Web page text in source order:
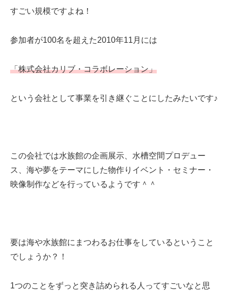
すごい規模ですよね！
参加者が100名を超えた2010年11月には
「株式会社カリブ・コラボレーション」
という会社として事業を引き継ぐことにしたみたいです♪
この会社では水族館の企画展示、水槽空間プロデュー
ス、海や夢をテーマにした物作りイベント・セミナー・
映像制作などを行っているようです＾＾
要は海や水族館にまつわるお仕事をしているということ
でしょうか？！
1つのことをずっと突き詰められる人ってすごいなと思